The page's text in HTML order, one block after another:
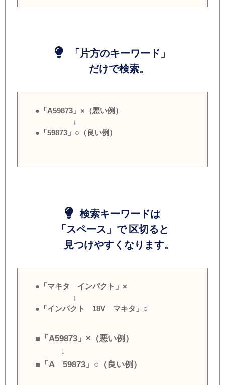
「片方のキーワード」
だけで検索。
●「A59873」×（悪い例）
↓
●「59873」○（良い例）
検索キーワードは
「スペース」で 区切ると
見つけやすくなります。
●「マキタ インパクト」×
↓
●「インパクト 18V マキタ」○
■「A59873」×（悪い例）
↓
■「A 59873」○（良い例）